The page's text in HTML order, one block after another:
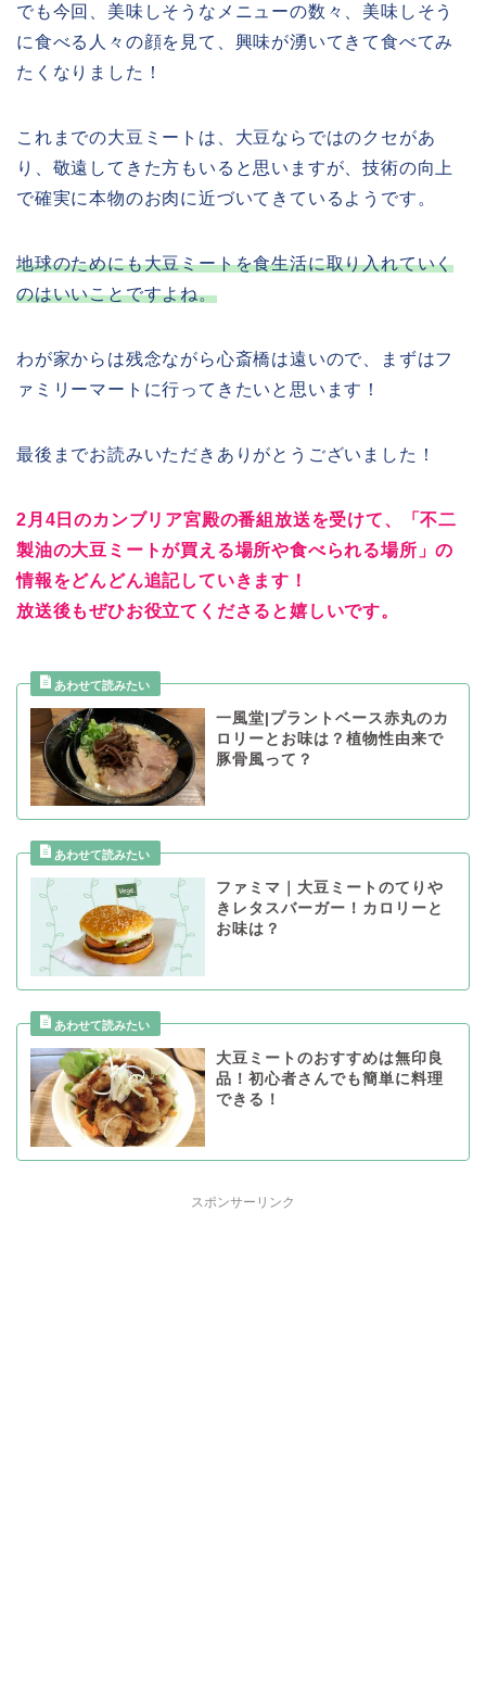
でも今回、美味しそうなメニューの数々、美味しそう
に食べる人々の顔を見て、興味が湧いてきて食べてみ
たくなりました！
これまでの大豆ミートは、大豆ならではのクセがあ
り、敬遠してきた方もいると思いますが、技術の向上
で確実に本物のお肉に近づいてきているようです。
地球のためにも大豆ミートを食生活に取り入れていく
のはいいことですよね。
わが家からは残念ながら心斎橋は遠いので、まずはフ
ァミリーマートに行ってきたいと思います！
最後までお読みいただきありがとうございました！
2月4日のカンブリア宮殿の番組放送を受けて、「不二
製油の大豆ミートが買える場所や食べられる場所」の
情報をどんどん追記していきます！
放送後もぜひお役立てくださると嬉しいです。
一風堂|プラントベース赤丸のカ
ロリーとお味は？植物性由来で
豚骨風って？
ファミマ｜大豆ミートのてりや
きレタスバーガー！カロリーと
お味は？
大豆ミートのおすすめは無印良
品！初心者さんでも簡単に料理
できる！
スポンサーリンク